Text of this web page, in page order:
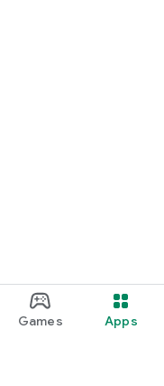
Games Apps